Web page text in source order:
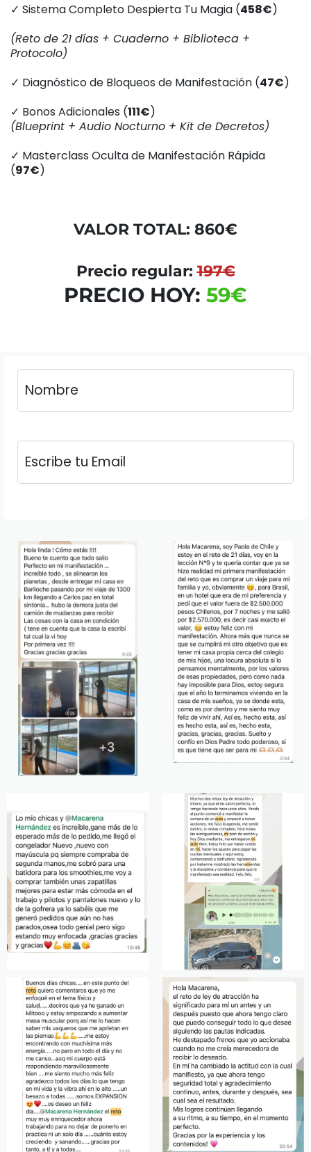
✓ Sistema Completo Despierta Tu Magia (458€)
(Reto de 21 días + Cuaderno + Biblioteca +
Protocolo)
✓ Diagnóstico de Bloqueos de Manifestación (47€)
✓ Bonos Adicionales (111€)
(Blueprint + Audio Nocturno + Kit de Decretos)
✓ Masterclass Oculta de Manifestación Rápida
(97€)
VALOR TOTAL: 860€
Precio regular:197€
PRECIO HOY: 59€